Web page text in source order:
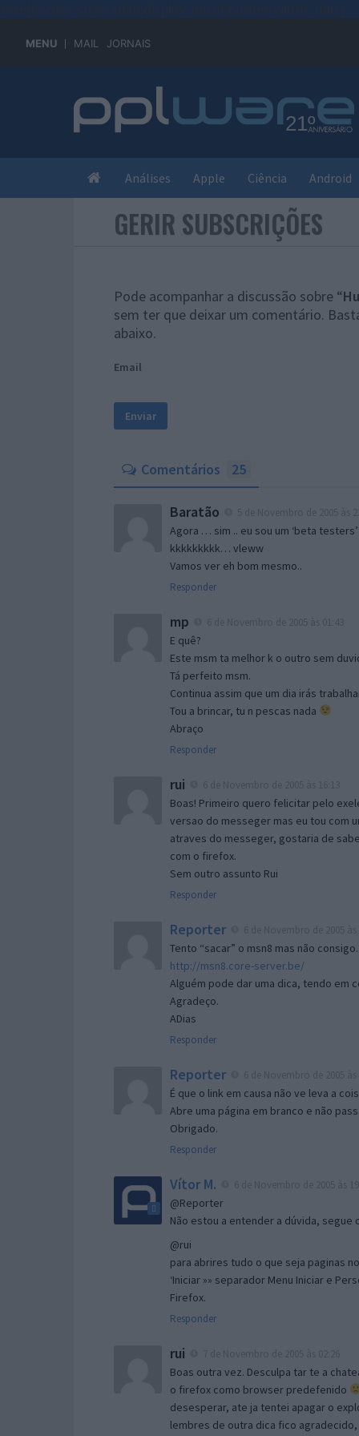
MENU MAIL JORNAIS
Análises Apple Ciência Android
GERIR SUBSCRIÇÕES
Pode acompanhar a discussão sobre “
sem ter que deixar um comentário.
abaixo.
Email
Comentários 25
Baratão
Agora … sim .. eu sou um ‘beta testers’
kkkkkkkkk… vleww
Vamos ver eh bom mesmo..
Responder
mp
E quê?
Este msm ta melhor k o outro sem
Tá perfeito msm.
Continua assim que um dia irás
Tou a brincar, tu n pescas nada
Abraço
Responder
rui
Boas! Primeiro quero felicitar pelo
versao do messeger mas eu tou com
atraves do messeger, gostaria de
com o firefox.
Sem outro assunto Rui
Responder
Reporter
Tento “sacar” o msn8 mas não
http://msn8.core-server.be/
Alguém pode dar uma dica, tendo em
Agradeço.
ADias
Responder
Reporter
É que o link em causa não ve leva a
Abre uma página em branco e não
Obrigado.
Responder
Vítor M.
@Reporter
Não estou a entender a dúvida,
@rui
para abrires tudo o que seja paginas
‘Iniciar »» separador Menu Iniciar e
Firefox.
Responder
rui
Boas outra vez. Desculpa tar te a
o firefox como browser predefenido
desesperar, ate ja tentei apagar o
lembres de outra dica fico